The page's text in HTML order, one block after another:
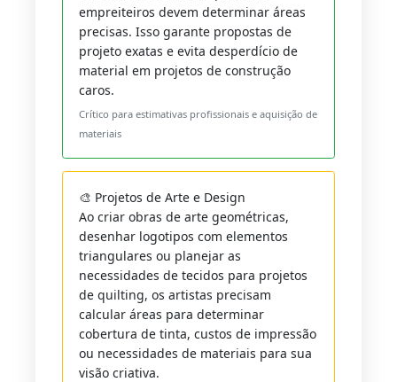
empreiteiros devem determinar áreas
precisas. Isso garante propostas de
projeto exatas e evita desperdício de
material em projetos de construção
caros.
Crítico para estimativas profissionais e aquisição de
materiais
🎨 Projetos de Arte e Design
Ao criar obras de arte geométricas,
desenhar logotipos com elementos
triangulares ou planejar as
necessidades de tecidos para projetos
de quilting, os artistas precisam
calcular áreas para determinar
cobertura de tinta, custos de impressão
ou necessidades de materiais para sua
visão criativa.